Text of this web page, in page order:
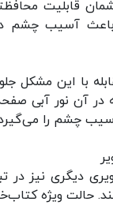
قابلیت
آسیب چشم
با این
در آن نور آبی
چشم را
دیگری نیز در
حالت ویژه